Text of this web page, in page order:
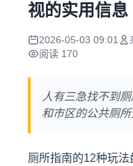
视的实用信息
2026-05-03 09:01
阅读 170
人有三急找不到
和市区的公共厕所
厕所指南的12种玩法